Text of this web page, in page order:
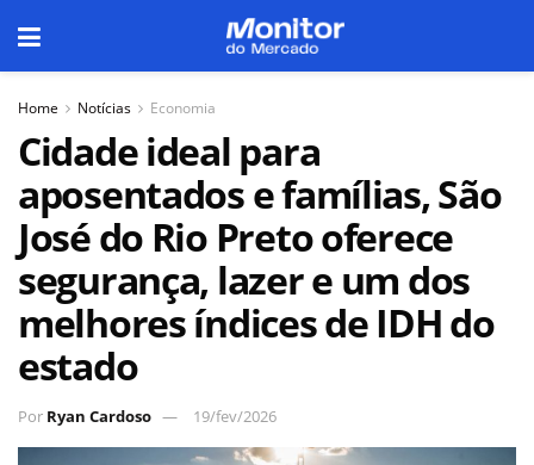
Home Notícias Economia
Cidade ideal para
aposentados e famílias, São
José do Rio Preto oferece
segurança, lazer e um dos
melhores índices de IDH do
estado
Por Ryan Cardoso 19/fev/2026